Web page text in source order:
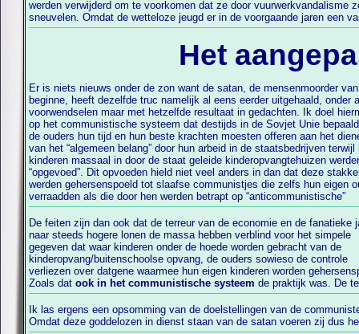
werden verwijderd om te voorkomen dat ze door vuurwerkvandalisme
sneuvelen. Omdat de wetteloze jeugd er in de voorgaande jaren een
Het
Er is niets nieuws onder de zon want de satan, de mensenmoorder
beginne, heeft dezelfde truc namelijk al eens eerder uitgehaald, onder
voorwendselen maar met hetzelfde resultaat in gedachten. Ik doel
op het communistische systeem dat destijds in de Sovjet Unie
de ouders hun tijd en hun beste krachten moesten offeren aan het
van het “algemeen belang” door hun arbeid in de staatsbedrijven terwijl
kinderen massaal in door de staat geleide kinderopvangtehuizen
“opgevoed”. Dit opvoeden hield niet veel anders in dan dat deze
werden gehersenspoeld tot slaafse communistjes die zelfs hun eigen
verraadden als die door hen werden betrapt op “anticommunistische”
opvattingen. Nu dit communistische systeem schijnbaar zijn
heeft gehad is het echter in een andere vorm weer opgedoken. Maar
De feiten zijn dan ook dat de terreur van de economie en de fanatieke
naar steeds hogere lonen de massa hebben verblind voor het simpele
gegeven dat waar kinderen onder de hoede worden gebracht van de
kinderopvang/buitenschoolse opvang, de ouders sowieso de controle
verliezen over datgene waarmee hun eigen kinderen worden
Zoals datook in het communistische systeem de praktijk was. De
Ik las ergens een opsomming van de doelstellingen van de
Omdat deze goddelozen in dienst staan van de satan voeren zij dus
beleid van de satan uit. Enkele punten uit dit communistische/